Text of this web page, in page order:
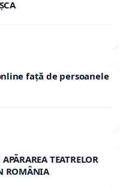
față de persoanele
TEATRELOR
ROMÂNIA